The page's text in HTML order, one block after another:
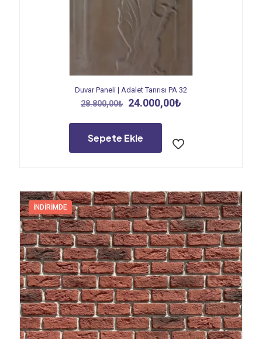
Duvar Paneli | Adalet Tanrısı PA 32
28.800,00₺ Orijinal
28.800,00₺.
24.000,00₺
Sepete Ekle
İNDIRIMDE